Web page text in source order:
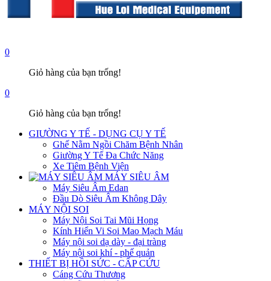
0
Giỏ hàng của bạn trống!
0
Giỏ hàng của bạn trống!
GIƯỜNG Y TẾ - DỤNG CỤ Y TẾ
Ghế Nằm Ngồi Chăm Bệnh Nhân
Giường Y Tế Đa Chức Năng
Xe Tiêm Bệnh Viện
MÁY SIÊU ÂM
Máy Siêu Âm Edan
Đầu Dò Siêu Âm Không Dây
MÁY NỘI SOI
Máy Nội Soi Tai Mũi Họng
Kính Hiển Vi Soi Mao Mạch Máu
Máy nội soi dạ dày - đại tràng
Máy nội soi khí - phế quản
THIẾT BỊ HỒI SỨC - CẤP CỨU
Cáng Cứu Thương